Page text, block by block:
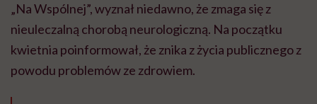
„Na Wspólnej”, wyznał niedawno, że zmaga się z
nieuleczalną chorobą neurologiczną. Na początku
kwietnia poinformował, że znika z życia publicznego z
powodu problemów ze zdrowiem.